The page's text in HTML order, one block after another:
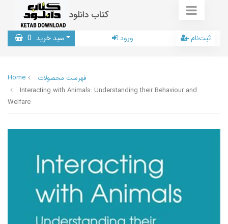
کتاب دانلود
سبد خرید 0 ورود ثبت‌نام
Home
فهرست محصولات
Interacting with Animals: Understanding their Behaviour and
Welfare